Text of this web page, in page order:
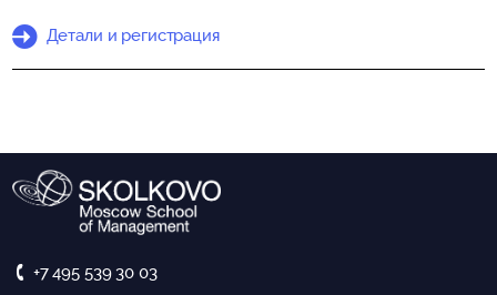
Детали и регистрация
+7 495 539 30 03